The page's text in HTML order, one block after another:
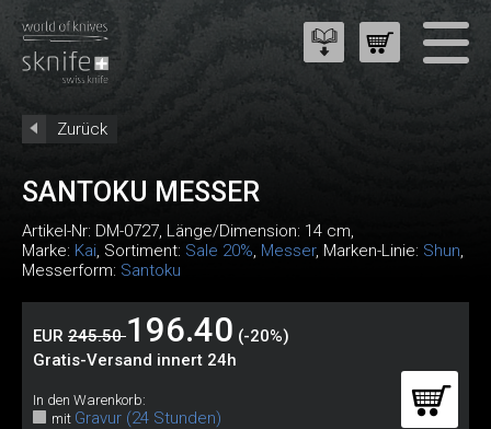
Zurück
SANTOKU MESSER
Artikel-Nr: DM-0727, Länge/Dimension: 14 cm,
Marke: Kai, Sortiment: Sale 20%, Messer, Marken-Linie: Shun,
Messerform: Santoku
EUR 245.50196.40 (-20%)
Gratis-Versand innert 24h
In den Warenkorb:
mit Gravur (24 Stunden)